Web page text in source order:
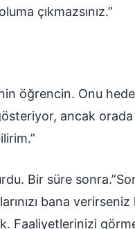
çıkmazsınız.”
öğrencin. Onu
ancak
Bir süre
bana
Faaliyetlerinizi